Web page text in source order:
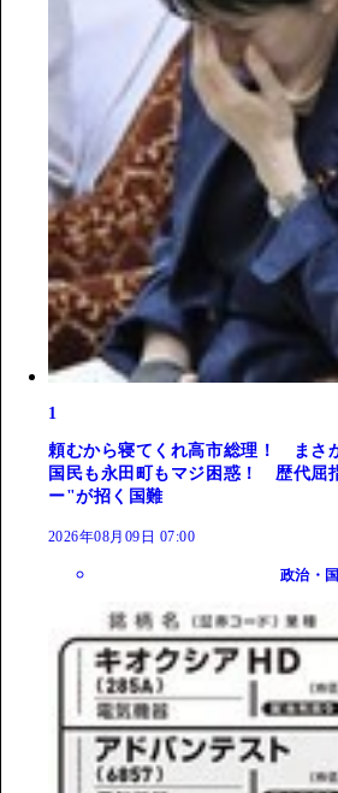
1
頼むから寝てくれ高市総理！ まさ
国民も永田町もマジ困惑！ 歴代屈
ー"が招く国難
2026年08月09日 07:00
政治・